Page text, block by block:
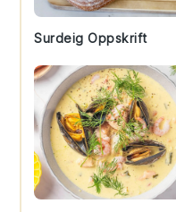
Surdeig Oppskrift